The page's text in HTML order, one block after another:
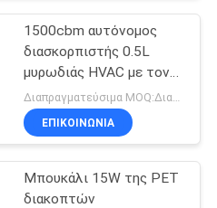
1500cbm αυτόνομος
διασκορπιστής 0.5L
μυρωδιάς HVAC με τον
ανεμιστήρα
ΕΠΙΚΟΙΝΩΝΊΑ
Μπουκάλι 15W της PET
διακοπτών